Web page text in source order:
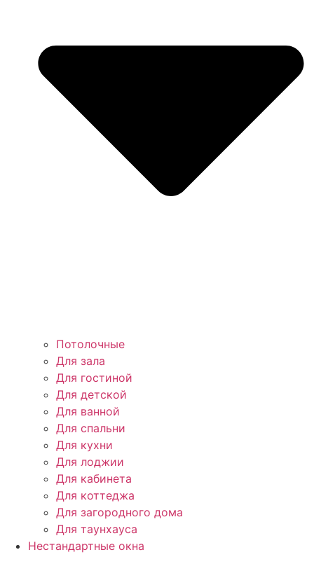
Потолочные
Для зала
Для гостиной
Для детской
Для ванной
Для спальни
Для кухни
Для лоджии
Для кабинета
Для коттеджа
Для загородного дома
Для таунхауса
Нестандартные окна